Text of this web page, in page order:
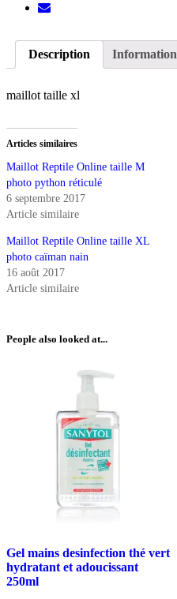
Description
maillot taille xl
Articles similaires
Maillot Reptile Online taille M
photo python réticulé
6 septembre 2017
Article similaire
Maillot Reptile Online taille XL
photo caïman nain
16 août 2017
Article similaire
People also looked at...
Gel mains desinfection thé vert
hydratant et adoucissant
250ml